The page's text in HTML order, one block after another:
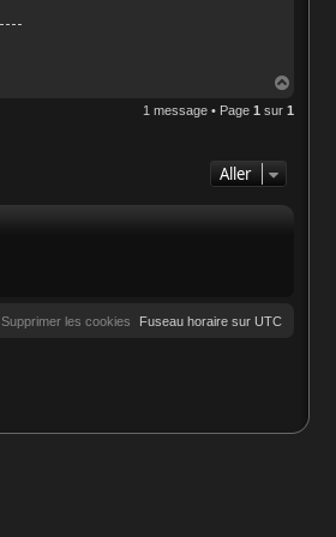
u
1 message • Page 1 sur 1
Aller
Fuseau horaire sur UTC
Supprimer les cookies